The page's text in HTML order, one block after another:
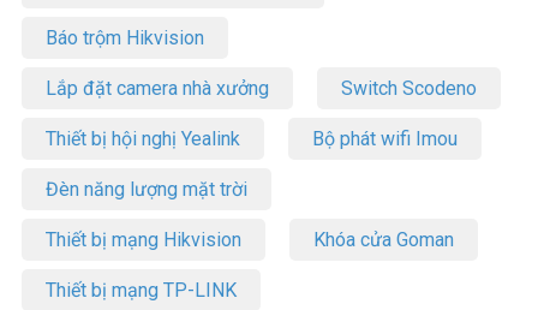
Báo trộm Hikvision
Lắp đặt camera nhà xưởng Switch Scodeno
Thiết bị hội nghị Yealink Bộ phát wifi Imou
Đèn năng lượng mặt trời
Thiết bị mạng Hikvision Khóa cửa Goman
Thiết bị mạng TP-LINK